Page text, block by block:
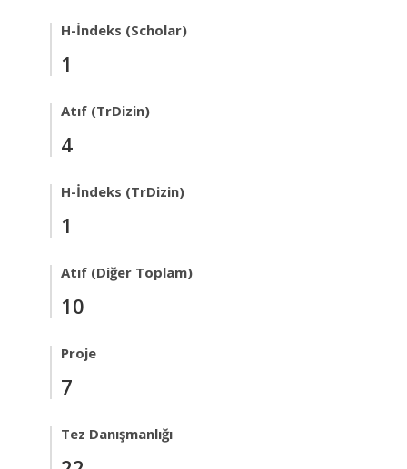
H-İndeks (Scholar)
1
Atıf (TrDizin)
4
H-İndeks (TrDizin)
1
Atıf (Diğer Toplam)
10
Proje
7
Tez Danışmanlığı